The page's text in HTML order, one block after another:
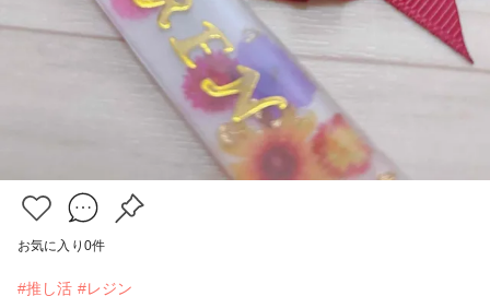
お気に入り 0件
#推し活 #レジン